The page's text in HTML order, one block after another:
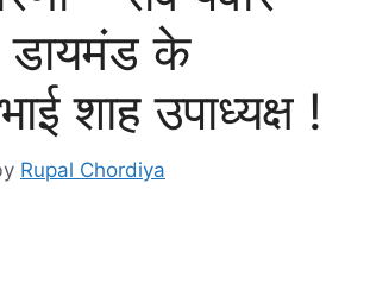
डायमंड के
शाह उपाध्यक्ष !
Rupal Chordiya